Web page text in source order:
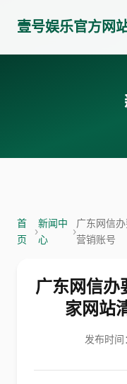
壹号娱乐官方网
首
页
›
新闻中
心
›
广东网信
营销账号
广东网信办
家网站
发布时